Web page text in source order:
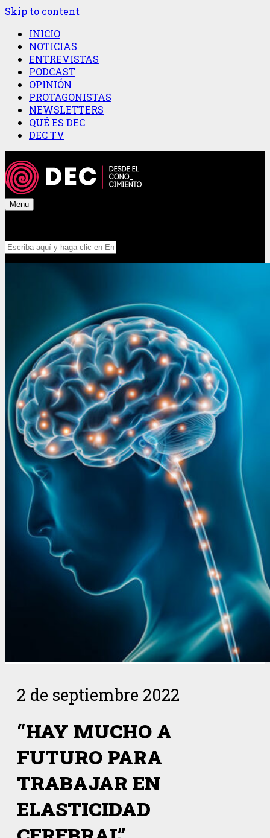
Skip to content
INICIO
NOTICIAS
ENTREVISTAS
PODCAST
OPINIÓN
PROTAGONISTAS
NEWSLETTERS
QUÉ ES DEC
DEC TV
Menu
2 de septiembre 2022
“HAY MUCHO A
FUTURO PARA
TRABAJAR EN
ELASTICIDAD